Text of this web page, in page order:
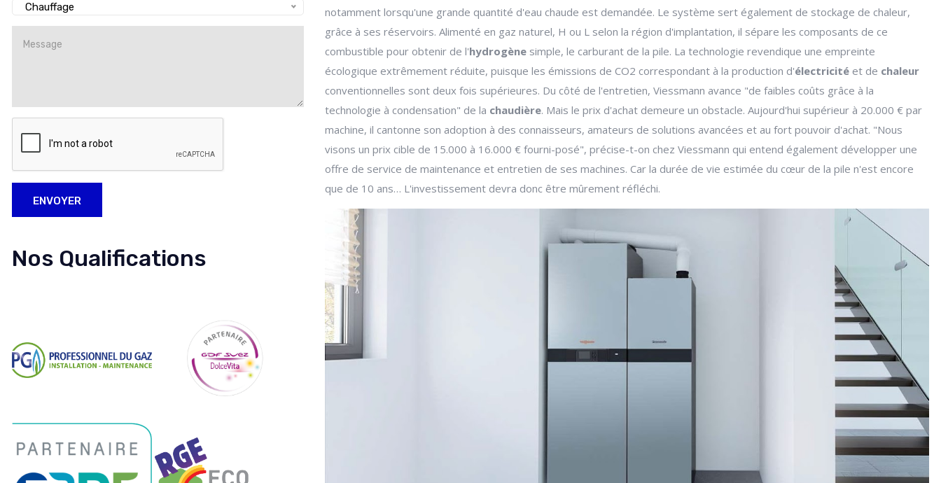
Chauffage
ENVOYER
Nos Qualifications
notamment lorsqu'une grande quantité d'eau chaude est demandée. Le système sert également de stockage de chaleur,
grâce à ses réservoirs. Alimenté en gaz naturel, H ou L selon la région d'implantation, il sépare les composants de ce
combustible pour obtenir de l'hydrogènesimple, le carburant de la pile. La technologie revendique une empreinte
écologique extrêmement réduite, puisque les émissions de CO2 correspondant à la production d'électricitéet de chaleur
conventionnelles sont deux fois supérieures. Du côté de l'entretien, Viessmann avance "de faibles coûts grâce à la
technologie à condensation" de la chaudière. Mais le prix d'achat demeure un obstacle. Aujourd'hui supérieur à 20.000 € par
machine, il cantonne son adoption à des connaisseurs, amateurs de solutions avancées et au fort pouvoir d'achat. "Nous
visons un prix cible de 15.000 à 16.000 € fourni-posé", précise-t-on chez Viessmann qui entend également développer une
offre de service de maintenance et entretien de ses machines. Car la durée de vie estimée du cœur de la pile n'est encore
que de 10 ans… L'investissement devra donc être mûrement réfléchi.